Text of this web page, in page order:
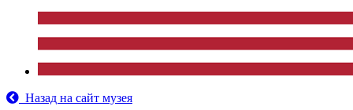
Назад на сайт музея